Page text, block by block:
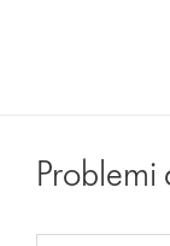
Problemi